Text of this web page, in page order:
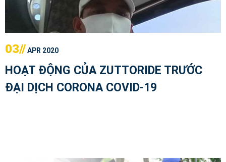
03//APR 2020
HOẠT ĐỘNG CỦA ZUTTORIDE TRƯỚC
ĐẠI DỊCH CORONA COVID-19